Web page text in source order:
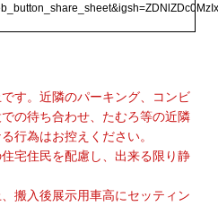
す。近隣のパーキング、コンビ
の待ち合わせ、たむろ等の近隣
行為はお控えください。
宅住民を配慮し、出来る限り静
搬入後展示用車高にセッティン